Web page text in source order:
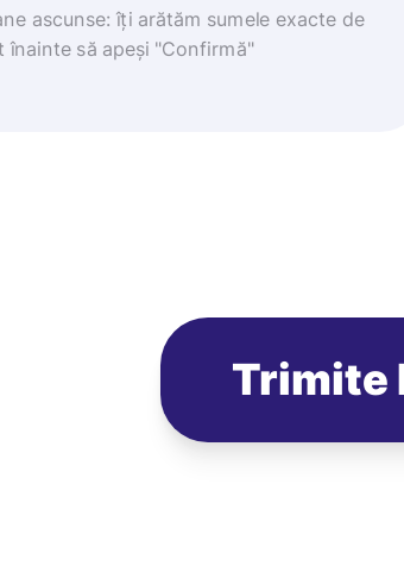
ascunse: îți arătăm sumele exacte de
înainte să apeși "Confirmă"
Trimite